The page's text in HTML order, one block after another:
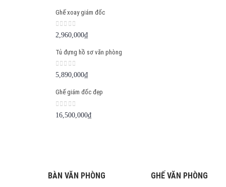
Ghế xoay giám đốc
0 out of 5
2,960,000₫
Tủ đựng hồ sơ văn phòng
0 out of 5
5,890,000₫
Ghế giám đốc đẹp
0out of 5
16,500,000₫
BÀN VĂN PHÒNG GHẾ VĂN PHÒNG